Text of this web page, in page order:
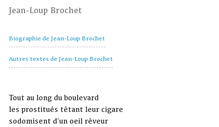
Jean-Loup Brochet
Biographie de Jean-Loup Brochet
Autres textes de Jean-Loup Brochet
Tout au long du boulevard
les prostitués têtant leur cigare
sodomisent d’un oeil rêveur